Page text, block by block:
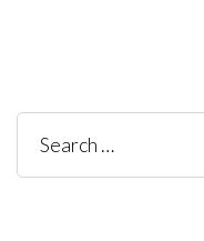
Search
for: